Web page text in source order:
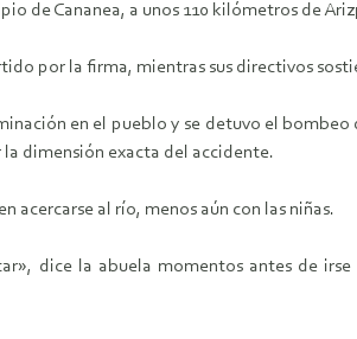
de Cananea, a unos 110 kilómetros de
por la firma, mientras sus directivos
en el pueblo y se detuvo el
dimensión exacta del accidente.
acercarse al río, menos aún con las niñas.
dice la abuela momentos antes de